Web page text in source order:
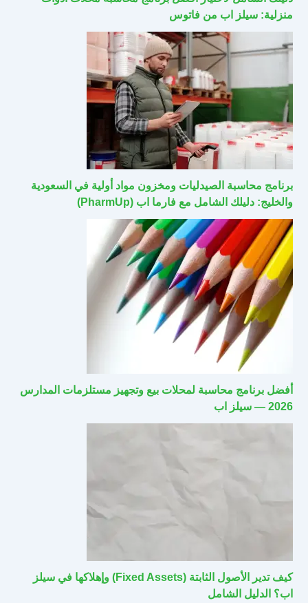
منزلية: سيلز اب من فاتوس
برنامج محاسبة الصيدليات ومخزون مواد أولية في السعودية
والخليج: دليلك الشامل مع فارما اب (PharmUp)
أفضل برنامج محاسبة لمحلات بيع وتجهيز مستلزمات المدارس
2026 — سيلز اب
كيف تدير الأصول الثابتة (Fixed Assets) وإهلاكها في سيلز
اب؟ الدليل الشامل